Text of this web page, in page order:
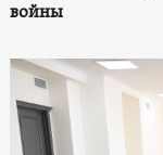
войны